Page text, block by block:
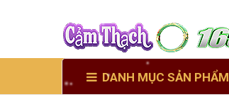
DANH MỤC SẢN PHẨM